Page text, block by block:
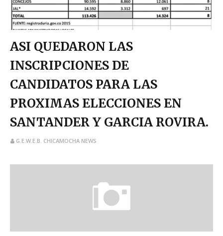
ASI QUEDARON LAS
INSCRIPCIONES DE
CANDIDATOS PARA LAS
PROXIMAS ELECCIONES EN
SANTANDER Y GARCIA ROVIRA.
G.E.W.E.B. CHICAMOCHA NEWS